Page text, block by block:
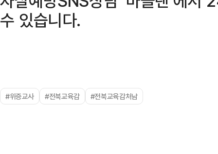
수 있습니다.
#위증교사 #전북교육감 #전북교육감처남